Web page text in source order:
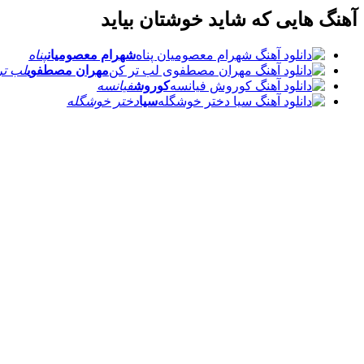
آهنگ هایی که شاید خوشتان بیاید
شهرام معصومیانپناه
مهران مصطفویلب
کوروشفیانسه
سیادختر خوشگله